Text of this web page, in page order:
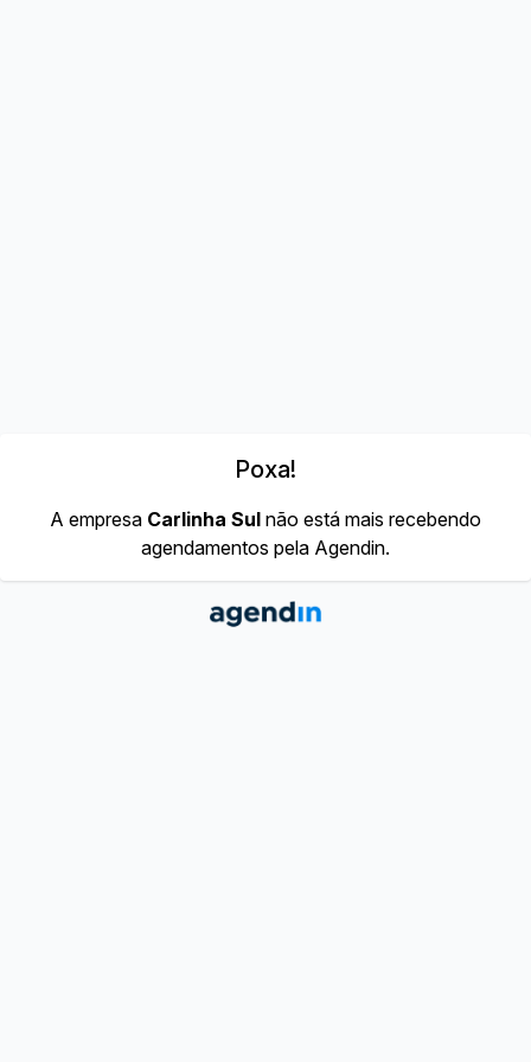
Poxa!
A empresa Carlinha Sul não está mais recebendo
agendamentos pela Agendin.